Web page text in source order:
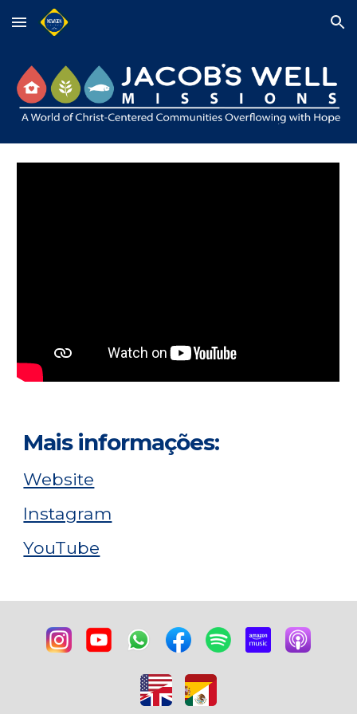
Skip to main content Skip to navigation
Mais informações:
Website
Instagram
YouTube